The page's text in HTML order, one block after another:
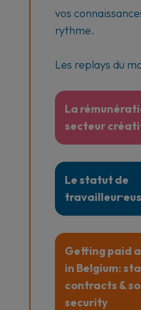
vos
rythme.
Les replays du
La
secteur
Le statut de
Getting paid
in Belgium:
contracts &
security